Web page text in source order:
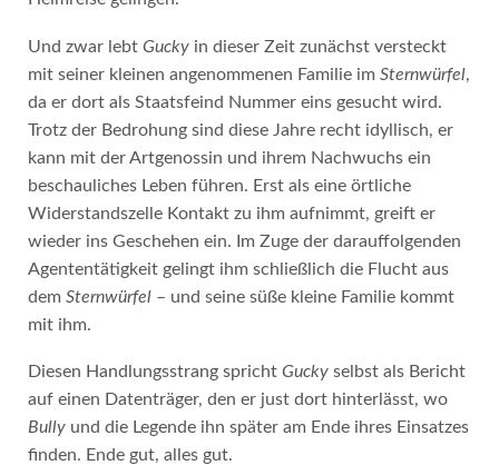
Und zwar lebt Guckyin dieser Zeit zunächst versteckt
mit seiner kleinen angenommenen Familie im Sternwürfel,
da er dort als Staatsfeind Nummer eins gesucht wird.
Trotz der Bedrohung sind diese Jahre recht idyllisch, er
kann mit der Artgenossin und ihrem Nachwuchs ein
beschauliches Leben führen. Erst als eine örtliche
Widerstandszelle Kontakt zu ihm aufnimmt, greift er
wieder ins Geschehen ein. Im Zuge der darauffolgenden
Agententätigkeit gelingt ihm schließlich die Flucht aus
dem Sternwürfel– und seine süße kleine Familie kommt
mit ihm.
Diesen Handlungsstrang spricht Guckyselbst als Bericht
auf einen Datenträger, den er just dort hinterlässt, wo
Bullyund die Legende ihn später am Ende ihres Einsatzes
finden. Ende gut, alles gut.